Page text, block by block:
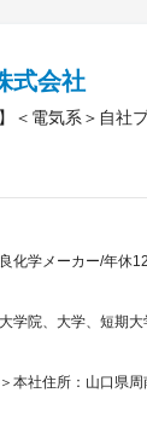
式会社
＜電気系＞自
良化学メーカー/年休
学院、大学、短期
本社住所：山口県